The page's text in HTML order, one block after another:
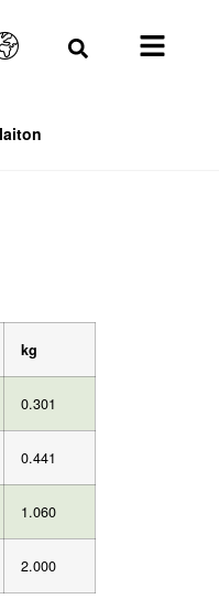
kg
0.301
0.441
1.060
2.000